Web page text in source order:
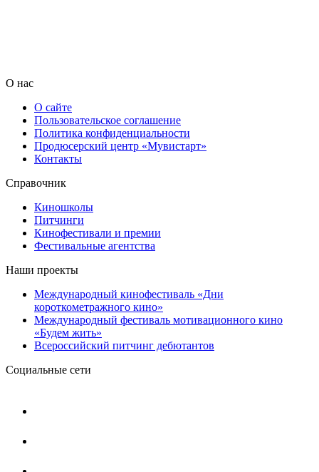
О нас
О сайте
Пользовательское соглашение
Политика конфиденциальности
Продюсерский центр «Мувистарт»
Контакты
Справочник
Киношколы
Питчинги
Кинофестивали и премии
Фестивальные агентства
Наши проекты
Международный кинофестиваль «Дни
короткометражного кино»
Международный фестиваль мотивационного кино
«Будем жить»
Всероссийский питчинг дебютантов
Социальные сети